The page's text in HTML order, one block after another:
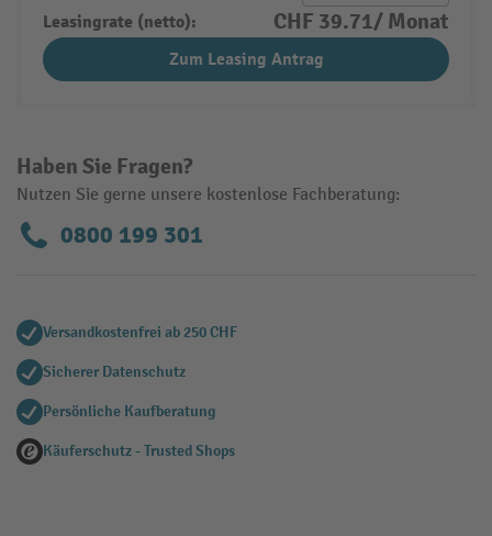
Haben Sie Fragen?
Nutzen Sie gerne unsere kostenlose Fachberatung:
0800 199 301
Leasingrate (netto):
CHF 39.71/ Monat
Zum Leasing Antrag
Versandkostenfrei ab 250 CHF
Sicherer Datenschutz
Persönliche Kaufberatung
Käuferschutz - Trusted Shops